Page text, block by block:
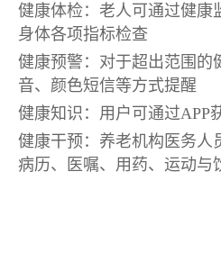
健康体检：老人可通过健康
身体各项指标检查
健康预警：对于超出范围的
音、颜色短信等方式提醒
健康知识：用户可通过APP
健康干预：养老机构医务人
病历、医嘱、用药、运动与